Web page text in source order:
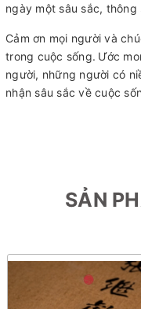
ngày một sâu sắc, thông
Cảm ơn mọi người và
trong cuộc sống. Ước
người, những người có
nhận sâu sắc về cuộc
SẢN